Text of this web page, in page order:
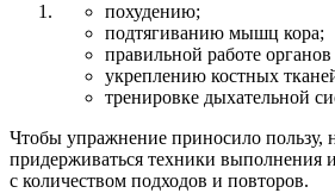
похудению;
подтягиванию мышц кора;
правильной работе
укреплению костных
тренировке дыхательной
Чтобы упражнение приносило пользу,
придерживаться техники выполнения
с количеством подходов и повторов.